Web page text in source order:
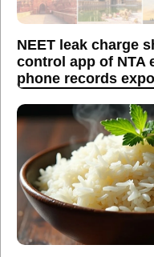
NEET leak charge
control app of NTA
phone records